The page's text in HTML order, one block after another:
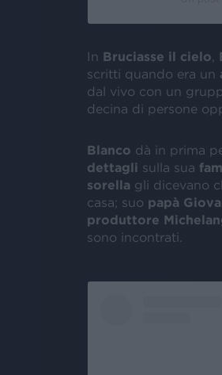
In Bruciasse il cielo
scritti quando era un
dal vivo con un
decina di persone
Blanco dà in prima
dettagli sulla sua
sorella gli dicevano
casa; suo papà
produttore
sono incontrati.